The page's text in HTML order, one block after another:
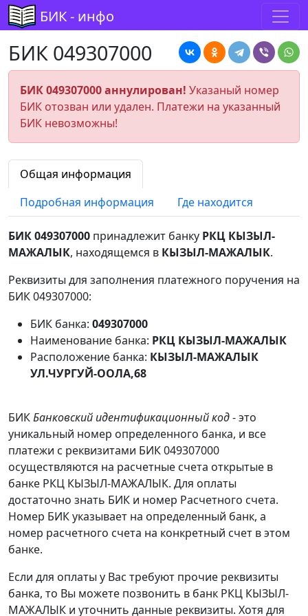
БИК - инфо
БИК 049307000
БИК 049307000 аннулирован! Указаный номер
БИК отозван или удален. Платежи на указанный
БИК невозможны!
Общая информация
Подробная информация
Где находится
БИК 049307000 принадлежит банку РКЦ КЫЗЫЛ-
МАЖАЛЫК, находящемся в КЫЗЫЛ-МАЖАЛЫК.
Реквизиты для заполнения платежного поручения на
БИК 049307000:
БИК банка: 049307000
Наименование банка: РКЦ КЫЗЫЛ-МАЖАЛЫК
Расположение банка: КЫЗЫЛ-МАЖАЛЫК
УЛ.ЧУРГУЙ-ООЛА,68
БИКБанковский идентификационный код- это
уникальный номер определенного банка, и все
платежи с реквизитами БИК 049307000
осуществляются на расчетные счета открытые в
банке РКЦ КЫЗЫЛ-МАЖАЛЫК. Для оплаты
достаточно знать БИК и номер Расчетного счета.
Номер БИК указывает на определенный банк, а
номер расчетного счета на конкретный счет в этом
банке.
Если для оплаты у Вас требуют прочие реквизиты
банка, то Вы можете позвонить в банк РКЦ КЫЗЫЛ-
МАЖАЛЫК и уточнить данные реквизиты. Хотя для